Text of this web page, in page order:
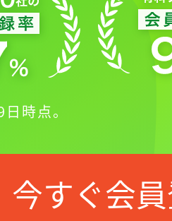
ログインが
時点。
今すぐ会